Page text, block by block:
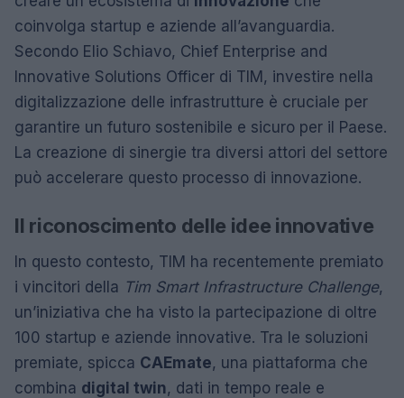
coinvolga startup e aziende all’avanguardia.
Secondo Elio Schiavo, Chief Enterprise and
Innovative Solutions Officer di TIM, investire nella
digitalizzazione delle infrastrutture è cruciale per
garantire un futuro sostenibile e sicuro per il Paese.
La creazione di sinergie tra diversi attori del settore
può accelerare questo processo di innovazione.
Il riconoscimento delle idee innovative
In questo contesto, TIM ha recentemente premiato
i vincitori della Tim Smart Infrastructure Challenge,
un’iniziativa che ha visto la partecipazione di oltre
100 startup e aziende innovative. Tra le soluzioni
premiate, spicca CAEmate, una piattaforma che
combina digital twin, dati in tempo reale e